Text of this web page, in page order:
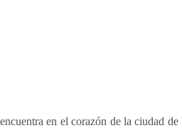
en el corazón de la ciudad de